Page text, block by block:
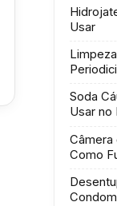
Usar
Soda
Usar no
Câmera
Como